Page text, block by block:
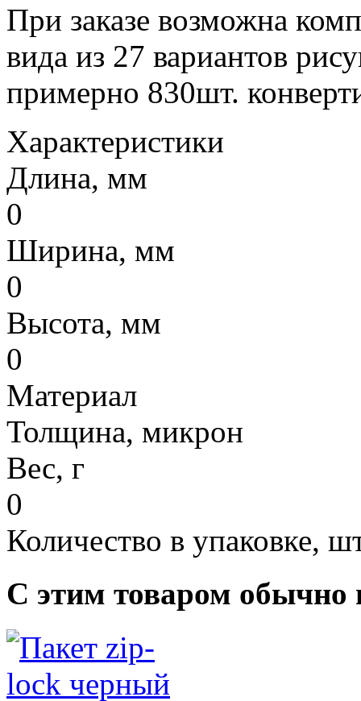
При заказе возможна
вида из 27 вариантов
примерно 830шт.
Характеристики
Длина, мм
0
Ширина, мм
0
Высота, мм
0
Материал
Толщина, микрон
Вес, г
0
Количество в упаковке,
С этим товаром обычно